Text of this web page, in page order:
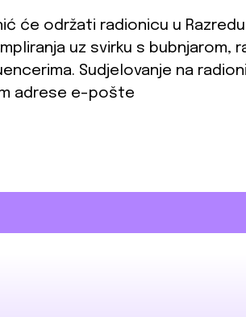
će održati radionicu u
uz svirku s bubnjarom,
Sudjelovanje na
adrese e-pošte